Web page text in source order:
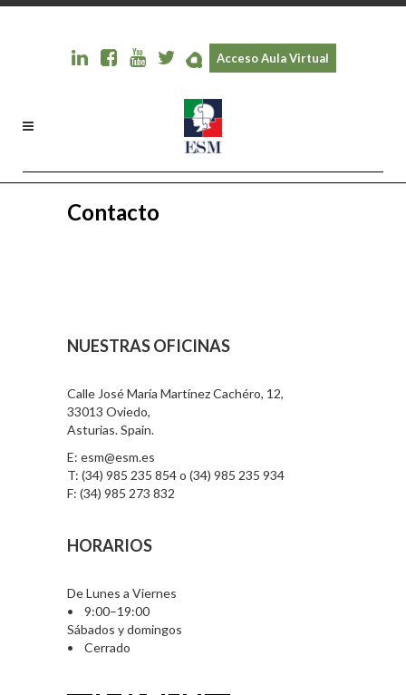
Acceso Aula Virtual
Contacto
NUESTRAS OFICINAS
Calle José María Martínez Cachéro, 12,
33013 Oviedo,
Asturias. Spain.
E: esm@esm.es
T: (34) 985 235 854 o (34) 985 235 934
F: (34) 985 273 832
HORARIOS
De Lunes a Viernes
• 9:00–19:00
Sábados y domingos
• Cerrado